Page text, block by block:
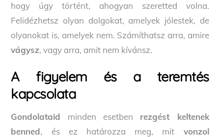
hogy úgy történt, ahogyan szeretted volna.
Felidézhetsz olyan dolgokat, amelyek jólestek, de
olyanokat is, amelyek nem. Számíthatsz arra, amire
vágysz, vagy arra, amit nem kívánsz.
A figyelem és a teremtés
kapcsolata
Gondolataid minden esetben rezgést keltenek
benned, és ez határozza meg, mit vonzol